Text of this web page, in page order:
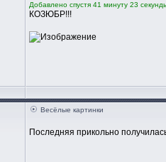
Добавлено спустя 41 минуту 23
КОЗЮБР!!!
Весёлые картинки
Последняя прикольно